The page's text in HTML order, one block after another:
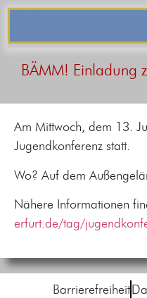
BÄMM! Einladung
Am Mittwoch, dem 13.
Jugendkonferenz statt.
Wo? Auf dem
Nähere Informationen
erfurt.de/tag/
Barrierefreiheit